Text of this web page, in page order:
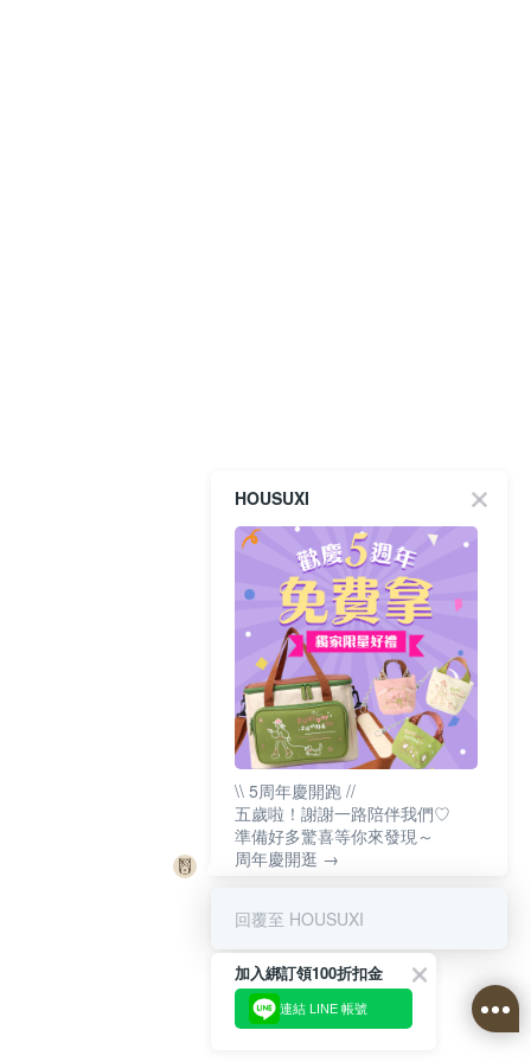
HOUSUXI
\\ 5周年慶開跑 //
五歲啦！謝謝一路陪伴我們♡
準備好多驚喜等你來發現～
周年慶開逛 →
回覆至 HOUSUXI
加入綁訂領100折扣金
連結 LINE 帳號